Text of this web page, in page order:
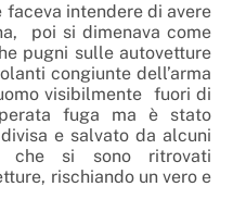
faceva intendere di avere
poi si dimenava come
pugni sulle autovetture
congiunte dell’arma
visibilmente fuori di
fuga ma è stato
e salvato da alcuni
che si sono ritrovati
rischiando un vero e